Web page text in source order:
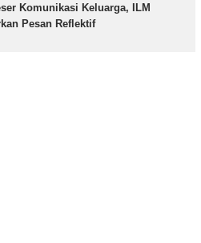
Komunikasi Keluarga, ILM
Pesan Reflektif